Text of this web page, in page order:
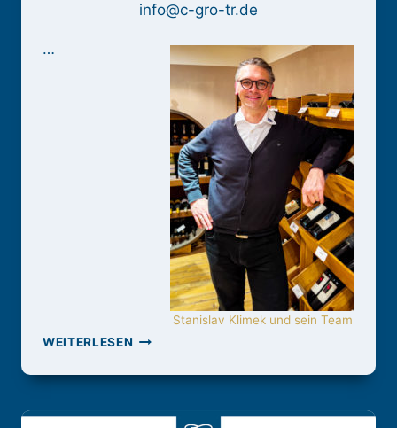
info@c-gro-tr.de
Stanislav Klimek und sein Team
…
WEITERLESENC-
TRIER